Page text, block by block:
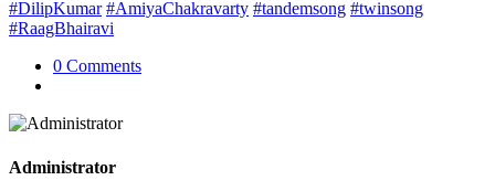
#DilipKumar #AmiyaChakravarty #tandemsong #twinsong
#RaagBhairavi
0 Comments
Administrator